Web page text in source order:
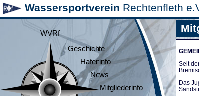
Wassersportverein Rechtenfleth
WVRf
Geschichte
Hafeninfo
News
Mitgliederinfo
Seit
Das